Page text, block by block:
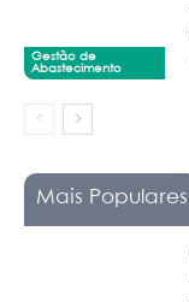
Gestão de
Abastecimento
Mais Populares